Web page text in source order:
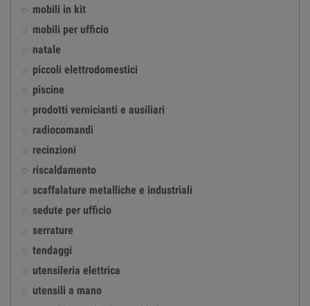
mobili in kit
mobili per ufficio
natale
piccoli elettrodomestici
piscine
prodotti vernicianti e ausiliari
radiocomandi
recinzioni
riscaldamento
scaffalature metalliche e industriali
sedute per ufficio
serrature
tendaggi
utensileria elettrica
utensili a mano